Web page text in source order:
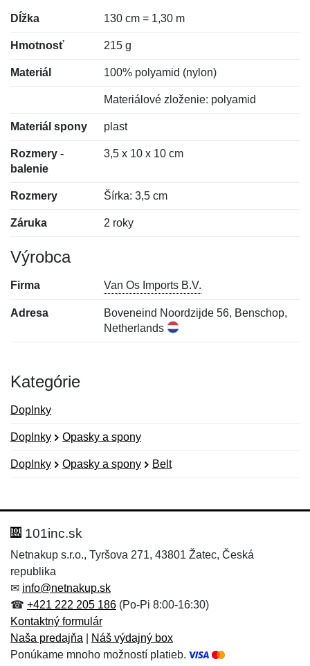
Dĺžka 130 cm = 1,30 m
Hmotnosť 215 g
Materiál 100% polyamid (nylon)
Materiálové zloženie: polyamid
Materiál spony plast
Rozmery -
balenie
3,5 x 10 x 10 cm
Rozmery Šírka: 3,5 cm
Záruka 2 roky
Výrobca
Firma Van Os Imports B.V.
Adresa
Boveneind Noordzijde 56, Benschop,
Netherlands
Kategórie
Doplnky
Doplnky Opasky a spony
Doplnky Opasky a spony Belt
Hodnotenie:
Meno:*
E-mail:
Meno:
E-mail:*
Správa*
101inc.sk
Netnakup s.r.o., Tyršova 271, 43801 Žatec, Česká
republika
✉ info@netnakup.sk
☎ +421 222 205 186 (Po-Pi 8:00-16:30)
Kontaktný formulár
Naša predajňa
Náš výdajný box
Ponúkame mnoho možností platieb.